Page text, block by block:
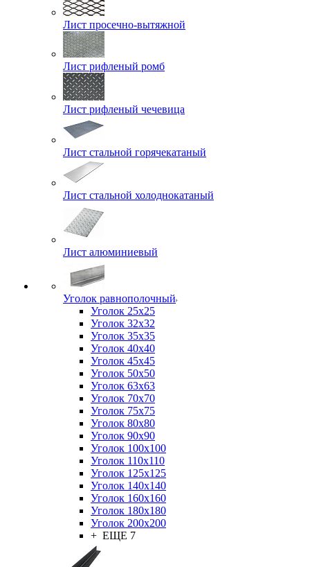
Лист просечно-вытяжной
Лист рифленый ромб
Лист рифленый чечевица
Лист стальной горячекатаный
Лист стальной холоднокатаный
Лист алюминиевый
Уголок равнополочный
Уголок 25x25
Уголок 32x32
Уголок 35x35
Уголок 40x40
Уголок 45x45
Уголок 50х50
Уголок 63х63
Уголок 70х70
Уголок 75x75
Уголок 80х80
Уголок 90х90
Уголок 100х100
Уголок 110х110
Уголок 125х125
Уголок 140х140
Уголок 160х160
Уголок 180х180
Уголок 200х200
+ ЕЩЕ 7